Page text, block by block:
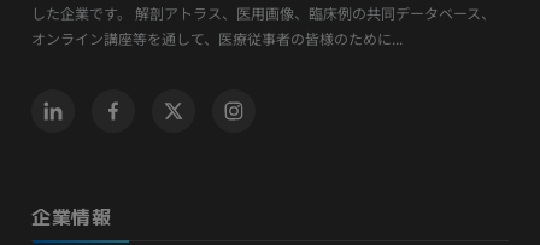
した企業です。 解剖アトラス、医用画像、臨床例の共同データベース、
オンライン講座等を通して、医療従事者の皆様のために...
企業情報